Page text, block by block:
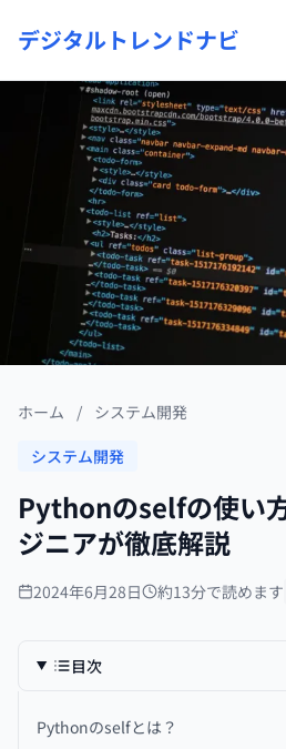
デジタルトレンドナビ
ホーム / システム開発
システム開発
Pythonのselfの使い
ジニアが徹底解説
2024年6月28日 約13分で読めます
目次
Pythonのselfとは？